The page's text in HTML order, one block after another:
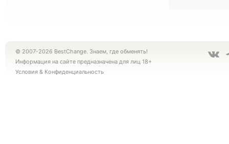
© 2007-2026 BestChange. Знаем, где обменять!
Информация на сайте предназначена для лиц 18+
Условия & Конфиденциальность